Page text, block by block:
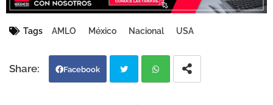
Tags AMLO México Nacional USA
Facebook